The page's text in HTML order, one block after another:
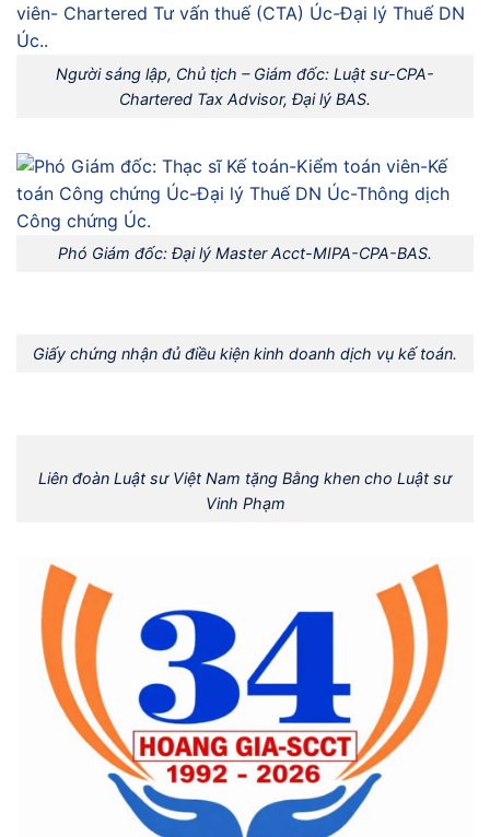
Người sáng lập, Chủ tịch – Giám đốc: Luật sư-CPA-
Chartered Tax Advisor, Đại lý BAS.
Phó Giám đốc: Đại lý Master Acct-MIPA-CPA-BAS.
Giấy chứng nhận đủ điều kiện kinh doanh dịch vụ kế toán.
Liên đoàn Luật sư Việt Nam tặng Bằng khen cho Luật sư
Vinh Phạm